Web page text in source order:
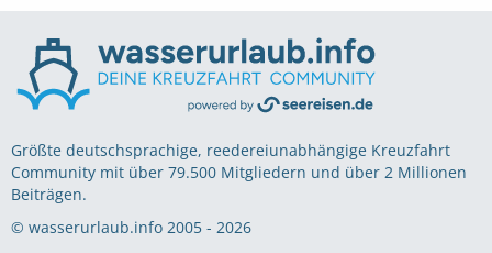
Größte deutschsprachige, reedereiunabhängige Kreuzfahrt
Community mit über 79.500 Mitgliedern und über 2 Millionen
Beiträgen.
© wasserurlaub.info 2005 - 2026